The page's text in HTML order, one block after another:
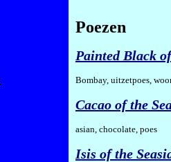
Poezen
Painted Black
Bombay, uitzetpoes,
Cacao of the
asian, chocolate, poes
Isis of the